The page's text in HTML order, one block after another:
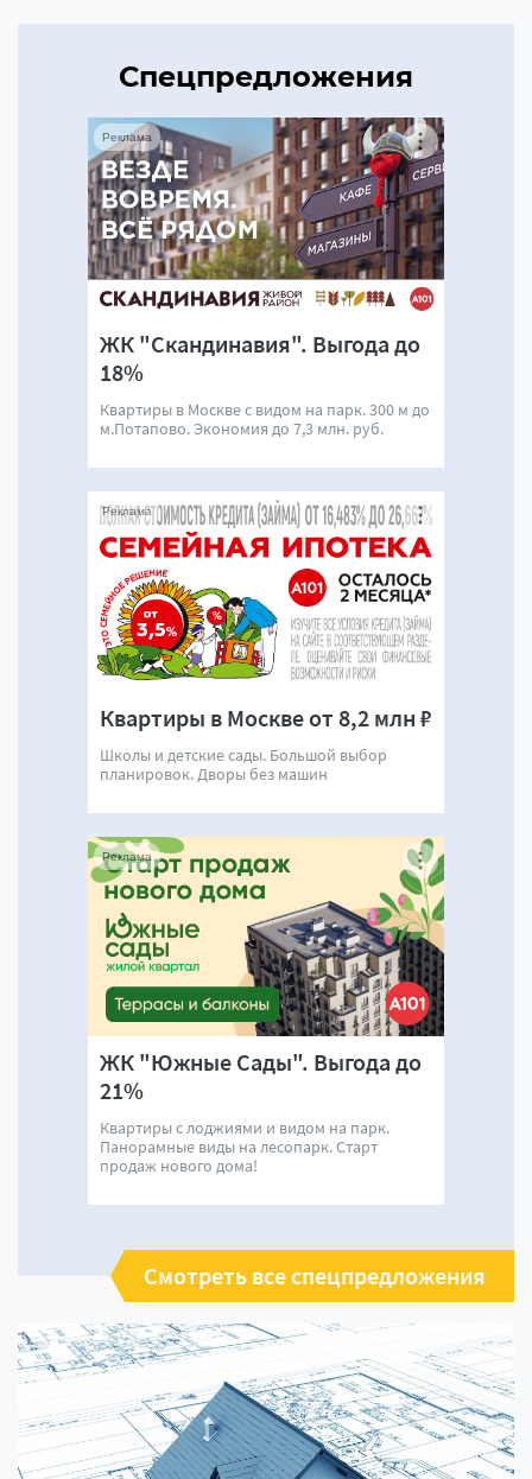
Спецпредложения
ЖК "Скандинавия". Выгода до
18%
Квартиры в Москве с видом на парк. 300 м до
м.Потапово. Экономия до 7,3 млн. руб.
Реклама
Квартиры в Москве от 8,2 млн ₽
Школы и детские сады. Большой выбор
планировок. Дворы без машин
Реклама
ЖК "Южные Сады". Выгода до
21%
Квартиры с лоджиями и видом на парк.
Панорамные виды на лесопарк. Старт
продаж нового дома!
Реклама
Смотреть все спецпредложения